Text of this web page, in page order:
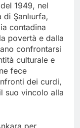
1949, nel
Şanlıurfa,
contadina
povertà e dalla
confrontarsi
culturale e
fece
dei curdi,
suo vincolo alla